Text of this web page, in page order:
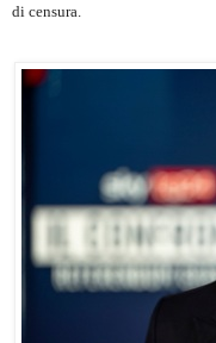
di censura.